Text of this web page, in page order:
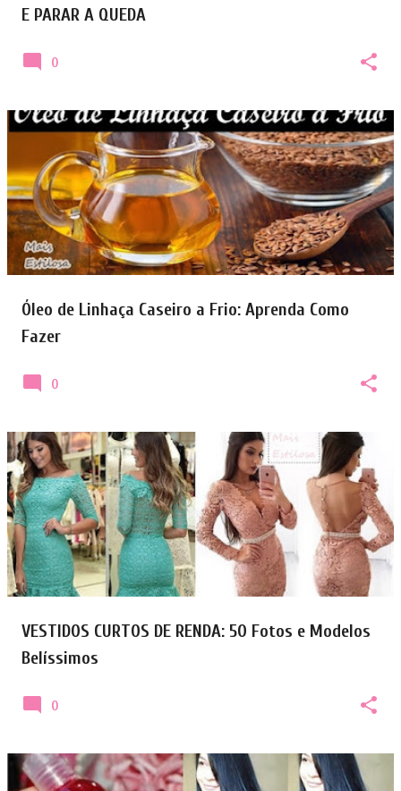
E PARAR A QUEDA
0
Óleo de Linhaça Caseiro a Frio: Aprenda Como
Fazer
0
VESTIDOS CURTOS DE RENDA: 50 Fotos e Modelos
Belíssimos
0